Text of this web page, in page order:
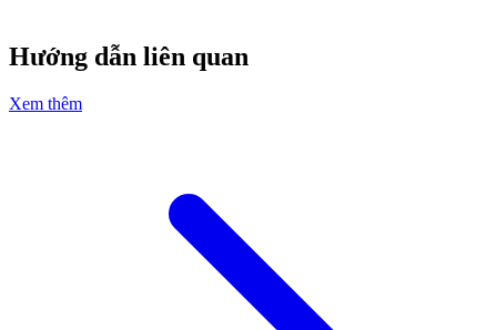
Hướng dẫn liên quan
Xem thêm